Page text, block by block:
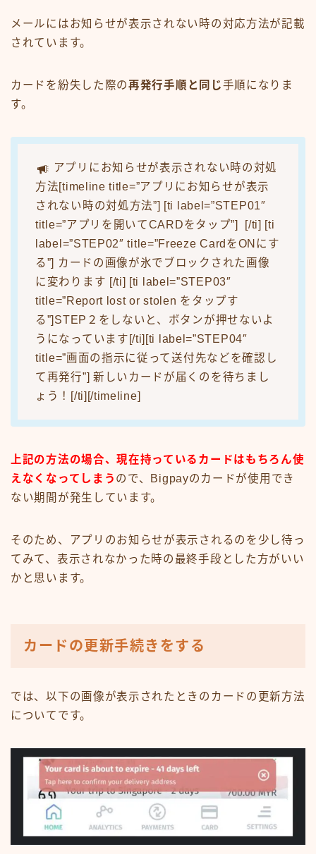
メールにはお知らせが表示されない時の対応方法が記載
されています。
カードを紛失した際の再発行手順と同じ手順になりま
す。
アプリにお知らせが表示されない時の対処
方法[timeline title=”アプリにお知らせが表示
されない時の対処方法”] [ti label=”STEP01″
title=”アプリを開いてCARDをタップ”] [/ti] [ti
label=”STEP02″ title=”Freeze CardをONにす
る”] カードの画像が氷でブロックされた画像
に変わります [/ti] [ti label=”STEP03″
title=”Report lost or stolen をタップす
る”]STEP２をしないと、ボタンが押せないよ
うになっています[/ti][ti label=”STEP04″
title=”画面の指示に従って送付先などを確認し
て再発行”] 新しいカードが届くのを待ちまし
ょう！[/ti][/timeline]
上記の方法の場合、現在持っているカードはもちろん使
えなくなってしまう ので、Bigpayのカードが使用でき
ない期間が発生しています。
そのため、アプリのお知らせが表示されるのを少し待っ
てみて、表示されなかった時の最終手段とした方がいい
かと思います。
カードの更新手続きをする
では、以下の画像が表示されたときのカードの更新方法
についてです。